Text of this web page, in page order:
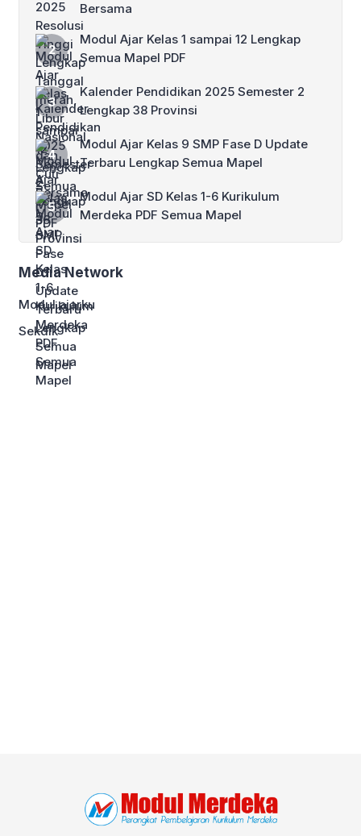
Bersama
Modul Ajar Kelas 1 sampai 12 Lengkap
Semua Mapel PDF
Kalender Pendidikan 2025 Semester 2
Lengkap 38 Provinsi
Modul Ajar Kelas 9 SMP Fase D Update
Terbaru Lengkap Semua Mapel
Modul Ajar SD Kelas 1-6 Kurikulum
Merdeka PDF Semua Mapel
Media Network
Modul ajarku
Sekdik